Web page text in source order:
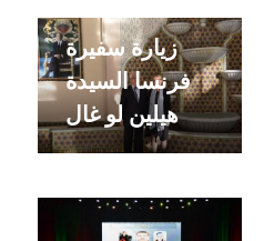
زيارة سفيرة
فرنسا السيدة
هيلين لو غال